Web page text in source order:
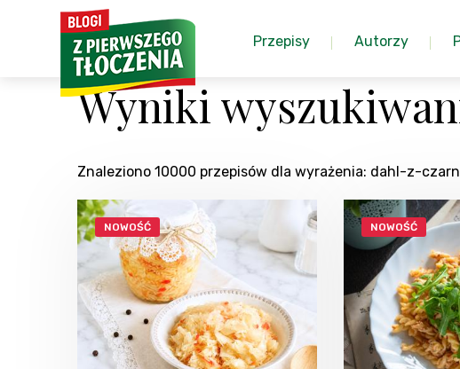
Przepisy Autorzy
Wyniki
Znaleziono 10000 przepisów dla wyrażenia: dahl-z-
NOWOŚĆ NOWOŚĆ